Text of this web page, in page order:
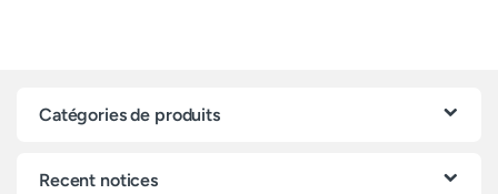
Catégories de produits
Recent notices